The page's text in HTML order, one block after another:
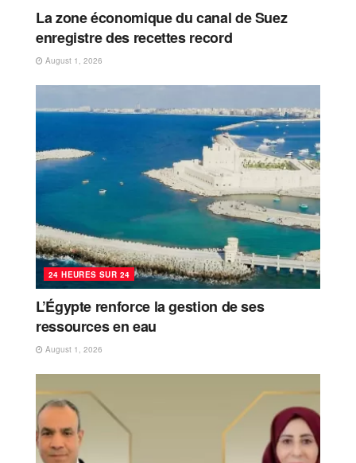
La zone économique du canal de Suez
enregistre des recettes record
August 1, 2026
24 HEURES SUR 24
L’Égypte renforce la gestion de ses
ressources en eau
August 1, 2026